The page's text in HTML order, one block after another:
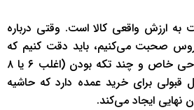
ارزش واقعی کالا است. وقتی درباره
صحبت می‌کنیم، باید دقت کنیم که
این محصول با وجود طراحی خاص و چند تکه بودن (اغلب ۶ یا ۸
قبولی برای خرید عمده دارد که حاشیه
نهایی ایجاد می‌کند.